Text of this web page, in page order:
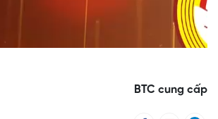
Video
BTC cung cấp